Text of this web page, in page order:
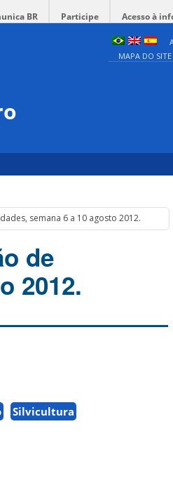
BR Participe Acesso à
MAPA DO SITE
semana 6 a 10 agosto 2012.
de
2012.
Silvicultura